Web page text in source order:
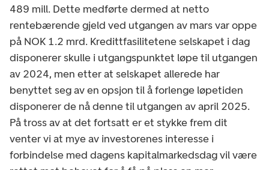
489 mill. Dette medførte dermed at netto
rentebærende gjeld ved utgangen av mars var oppe
på NOK 1.2 mrd. Kredittfasilitetene selskapet i dag
disponerer skulle i utgangspunktet løpe til utgangen
av 2024, men etter at selskapet allerede har
benyttet seg av en opsjon til å forlenge løpetiden
disponerer de nå denne til utgangen av april 2025.
På tross av at det fortsatt er et stykke frem dit
venter vi at mye av investorenes interesse i
forbindelse med dagens kapitalmarkedsdag vil være